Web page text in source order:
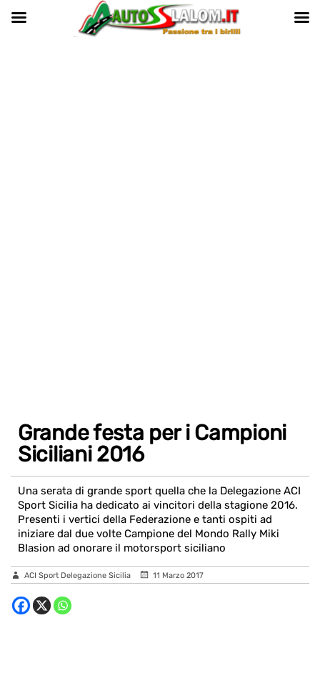
Grande festa per i Campioni
Siciliani 2016
Una serata di grande sport quella che la Delegazione ACI
Sport Sicilia ha dedicato ai vincitori della stagione 2016.
Presenti i vertici della Federazione e tanti ospiti ad
iniziare dal due volte Campione del Mondo Rally Miki
BIasion ad onorare il motorsport siciliano
ACI Sport Delegazione Sicilia 11 Marzo 2017